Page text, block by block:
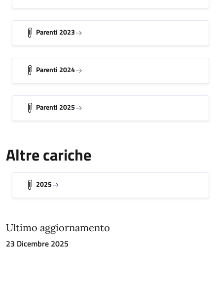
Parenti 2023
Parenti 2024
Parenti 2025
Altre cariche
2025
Ultimo aggiornamento
23 Dicembre 2025